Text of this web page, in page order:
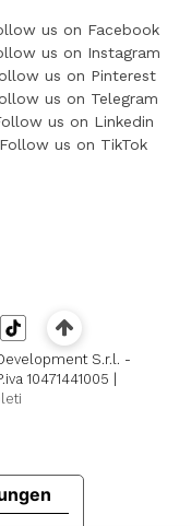
us on Facebook
us on Instagram
us on Pinterest
us on Telegram
us on Linkedin
Follow us on TikTok
S.r.l. -
10471441005 |